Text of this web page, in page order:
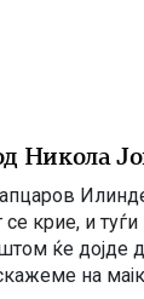
Никола
се крие, и
ќе дојде
на